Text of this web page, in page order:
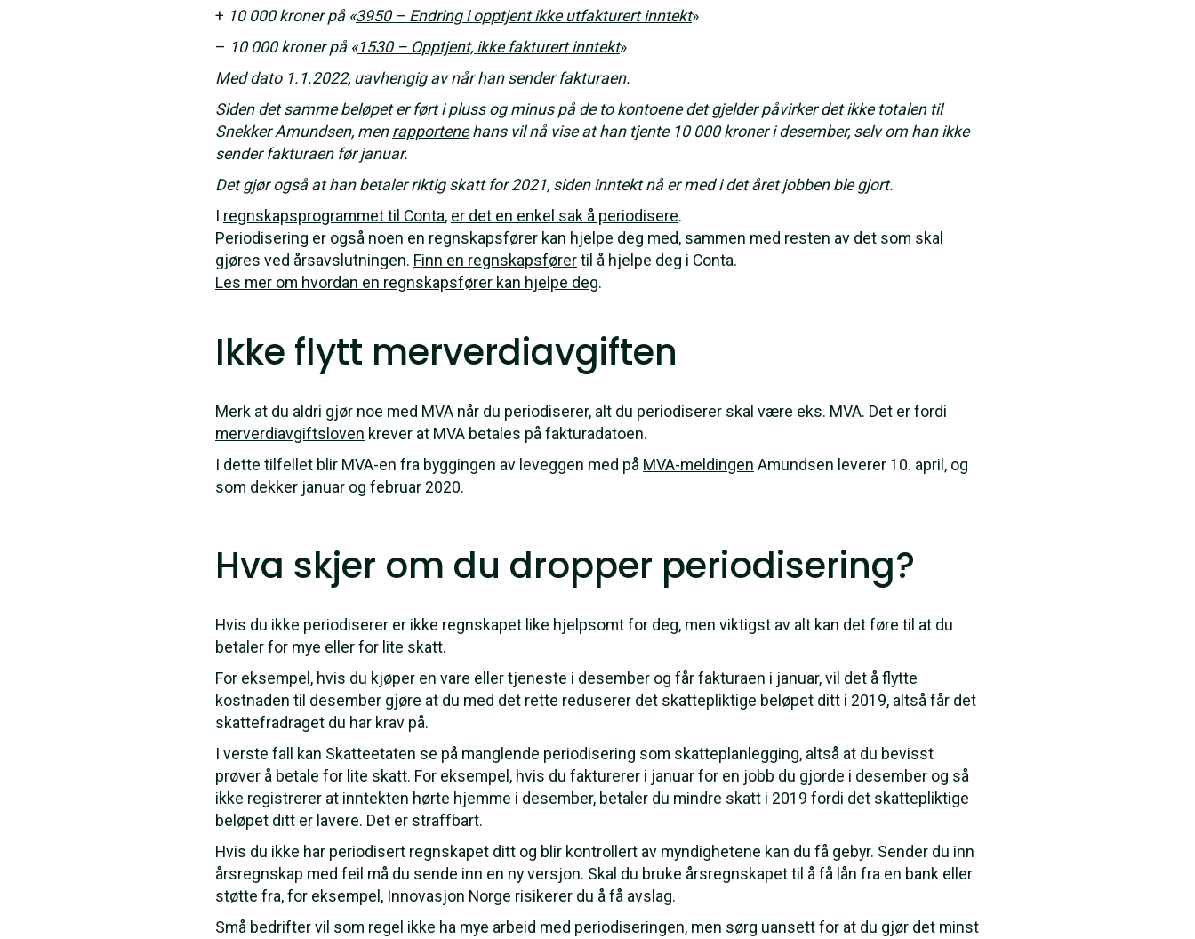
+ 10 000 kroner på «3950 – Endring i opptjent ikke utfakturert inntekt»
– 10 000 kroner på «1530 – Opptjent, ikke fakturert inntekt»
Med dato 1.1.2022, uavhengig av når han sender fakturaen.
Siden det samme beløpet er ført i pluss og minus på de to kontoene det gjelder påvirker det ikke totalen til
Snekker Amundsen, menrapportenehans vil nå vise at han tjente 10 000 kroner i desember, selv om han ikke
sender fakturaen før januar.
Det gjør også at han betaler riktig skatt for 2021, siden inntekt nå er med i det året jobben ble gjort.
I regnskapsprogrammet til Conta, er det en enkel sak å periodisere.
Periodisering er også noen en regnskapsfører kan hjelpe deg med, sammen med resten av det som skal
gjøres ved årsavslutningen. Finn en regnskapsførertil å hjelpe deg i Conta.
Les mer om hvordan en regnskapsfører kan hjelpe deg.
Ikke flytt merverdiavgiften
Merk at du aldri gjør noe med MVA når du periodiserer, alt du periodiserer skal være eks. MVA. Det er fordi
merverdiavgiftsloven krever at MVA betales på fakturadatoen.
I dette tilfellet blir MVA-en fra byggingen av leveggen med på MVA-meldingen Amundsen leverer 10. april, og
som dekker januar og februar 2020.
Hva skjer om du dropper periodisering?
Hvis du ikke periodiserer er ikke regnskapet like hjelpsomt for deg, men viktigst av alt kan det føre til at du
betaler for mye eller for lite skatt.
For eksempel, hvis du kjøper en vare eller tjeneste i desember og får fakturaen i januar, vil det å flytte
kostnaden til desember gjøre at du med det rette reduserer det skattepliktige beløpet ditt i 2019, altså får det
skattefradraget du har krav på.
I verste fall kan Skatteetaten se på manglende periodisering som skatteplanlegging, altså at du bevisst
prøver å betale for lite skatt. For eksempel, hvis du fakturerer i januar for en jobb du gjorde i desember og så
ikke registrerer at inntekten hørte hjemme i desember, betaler du mindre skatt i 2019 fordi det skattepliktige
beløpet ditt er lavere. Det er straffbart.
Hvis du ikke har periodisert regnskapet ditt og blir kontrollert av myndighetene kan du få gebyr. Sender du inn
årsregnskap med feil må du sende inn en ny versjon. Skal du bruke årsregnskapet til å få lån fra en bank eller
støtte fra, for eksempel, Innovasjon Norge risikerer du å få avslag.
Små bedrifter vil som regel ikke ha mye arbeid med periodiseringen, men sørg uansett for at du gjør det minst